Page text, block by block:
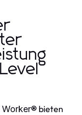
Worker® bieten